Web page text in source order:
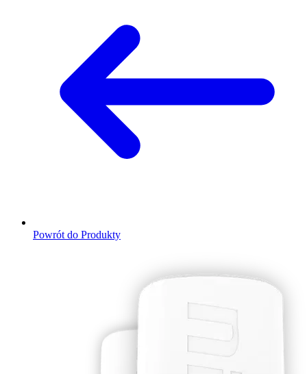
Powrót do Produkty